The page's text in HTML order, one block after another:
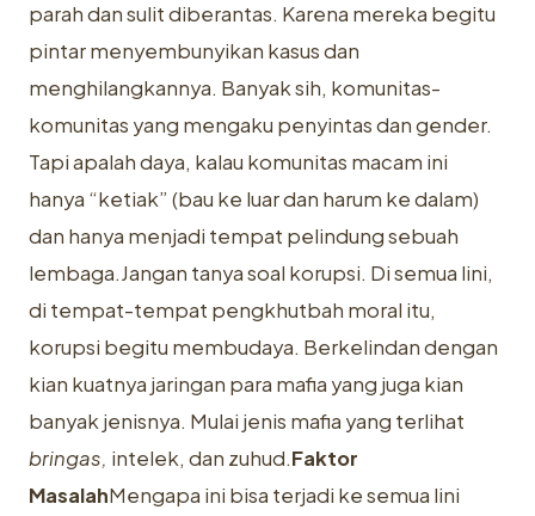
parah dan sulit diberantas. Karena mereka begitu
pintar menyembunyikan kasus dan
menghilangkannya. Banyak sih, komunitas-
komunitas yang mengaku penyintas dan gender.
Tapi apalah daya, kalau komunitas macam ini
hanya “ketiak” (bau ke luar dan harum ke dalam)
dan hanya menjadi tempat pelindung sebuah
lembaga.Jangan tanya soal korupsi. Di semua lini,
di tempat-tempat pengkhutbah moral itu,
korupsi begitu membudaya. Berkelindan dengan
kian kuatnya jaringan para mafia yang juga kian
banyak jenisnya. Mulai jenis mafia yang terlihat
bringas, intelek, dan zuhud.Faktor
MasalahMengapa ini bisa terjadi ke semua lini